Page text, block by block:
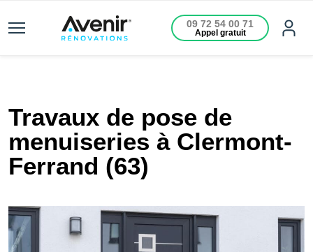
09 72 54 00 71
Appel gratuit
Travaux de pose de
menuiseries à Clermont-
Ferrand (63)